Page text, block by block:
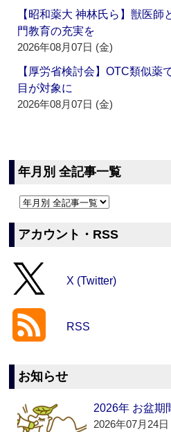
【昭和薬大 神林氏ら】獣医師
門教育の充実を
2026年08月07日 (金)
【厚労省検討会】OTC類似薬
目が対象に
2026年08月07日 (金)
年月別 全記事一覧
アカウント・RSS
X (Twitter)
RSS
お知らせ
2026年 お盆期
2026年07月24日